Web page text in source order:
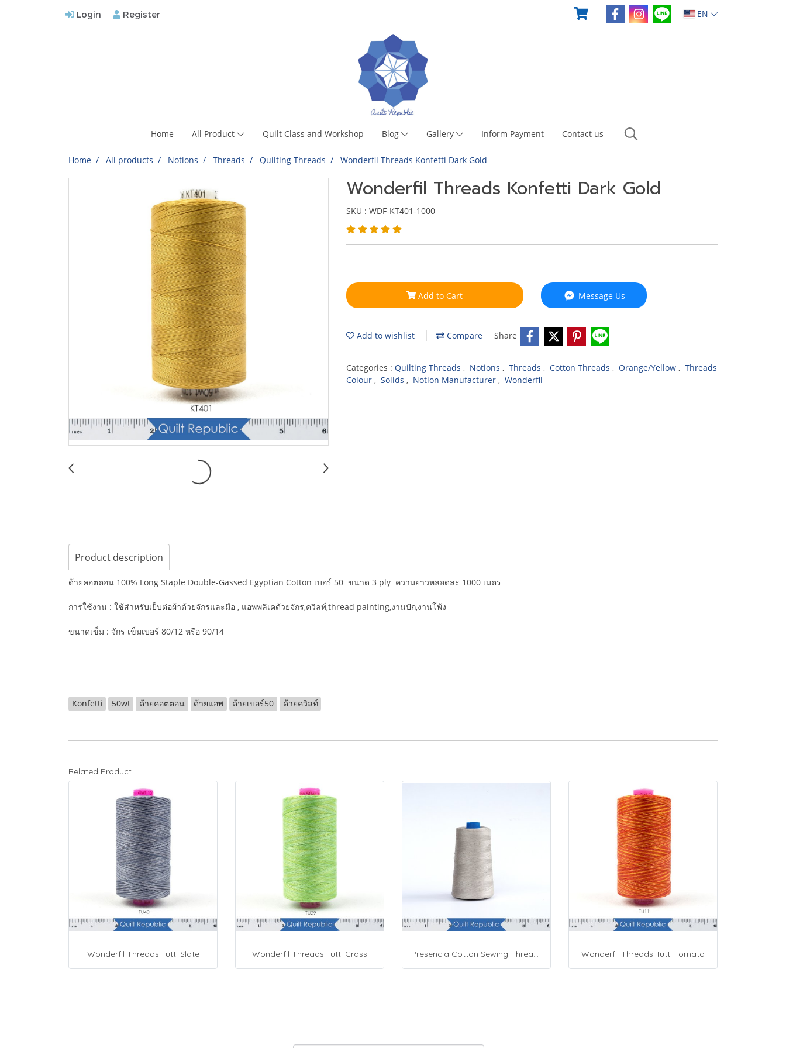
Login Register EN
Home All Product Quilt Class and Workshop Blog Gallery Inform Payment Contact us
Home All products Notions Threads Quilting Threads Wonderfil Threads Konfetti Dark Gold
Wonderfil Threads Konfetti Dark Gold
SKU : WDF-KT401-1000
Add to Cart Message Us
Add to wishlist Compare Share
Categories : Quilting Threads , Notions , Threads , Cotton Threads , Orange/Yellow , Threads
Colour , Solids , Notion Manufacturer , Wonderfil
Product description
ด้ายคอตตอน 100% Long Staple Double-Gassed Egyptian Cotton เบอร์ 50 ขนาด 3 ply ความยาวหลอดละ 1000 เมตร
การใช้งาน : ใช้สำหรับเย็บต่อผ้าด้วยจักรและมือ , แอพพลิเคด้วยจักร,ควิลท์,thread painting,งานปัก,งานโพ้ง
ขนาดเข็ม : จักร เข็มเบอร์ 80/12 หรือ 90/14
Konfetti 50wt ด้ายคอตตอน ด้ายแอพ ด้ายเบอร์50 ด้ายควิลท์
Related Product
Wonderfil Threads Tutti Slate Wonderfil Threads Tutti Grass Presencia Cotton Sewing Thread 3-ply 60wt 4882 Yards Grey Wonderfil Threads Tutti Tomato